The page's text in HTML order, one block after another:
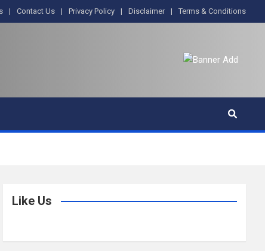
Contact Us Privacy Policy Disclaimer Terms & Conditions
Like Us